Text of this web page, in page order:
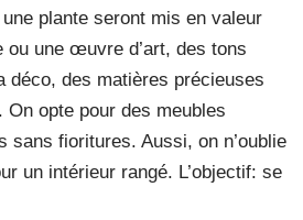
plante seront mis en valeur
ou une œuvre d’art, des tons
déco, des matières précieuses
opte pour des meubles
sans fioritures. Aussi, on n’oublie
un intérieur rangé. L’objectif: se